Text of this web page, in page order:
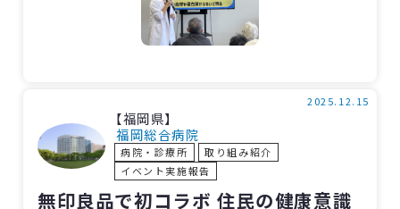
参加者からは「腎臓の基本的なことを知る機
会になった」「図で分かりやすく説明してもら
この教室は今年度計4回の開催を計画。次回は
12月17日に実施予定です。医師や管理栄養士に
加え、運動の観点から指導を行なう理学療法士
も講師に加える予定です。
【福岡県】
福岡総合病院
病院・診療所
取り組み紹介
イベント実施報告
2025.12.15
無印良品で初コラボ 住民の健康意識